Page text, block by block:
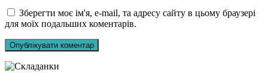
Зберегти моє ім'я, e-mail, та адресу сайту в цьому браузері
для моїх подальших коментарів.